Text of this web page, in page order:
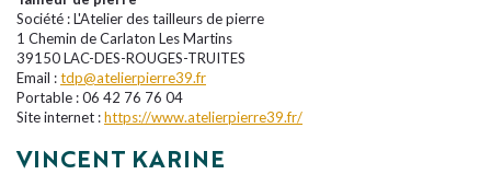
Société : L'Atelier des tailleurs de pierre
1 Chemin de Carlaton Les Martins
39150 LAC-DES-ROUGES-TRUITES
Email :tdp@atelierpierre39.fr
Portable : 06 42 76 76 04
Site internet :https://www.atelierpierre39.fr/
VINCENT KARINE